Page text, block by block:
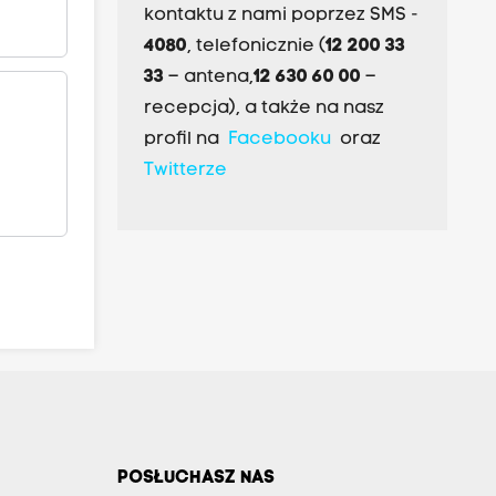
kontaktu z nami poprzez SMS -
4080, telefonicznie (12 200 33
33– antena,12 630 60 00 –
recepcja), a także na nasz
profil na Facebookuoraz
Twitterze
POSŁUCHASZ NAS